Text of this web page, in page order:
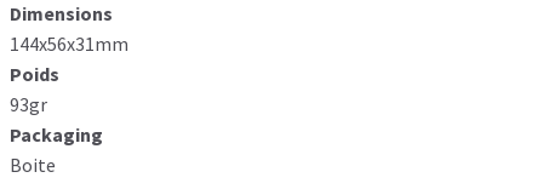
Dimensions
144x56x31mm
Poids
93gr
Packaging
Boite